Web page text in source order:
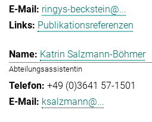
ringys-beckstein@...
Publikationsreferenzen
Katrin Salzmann-Böhmer
Abteilungsassistentin
+49 (0)3641 57-1501
ksalzmann@...